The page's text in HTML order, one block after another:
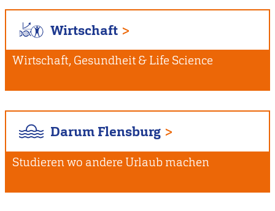
Wirtschaft
Wirtschaft, Gesundheit & Life Science
Darum Flensburg
Studieren wo andere Urlaub machen